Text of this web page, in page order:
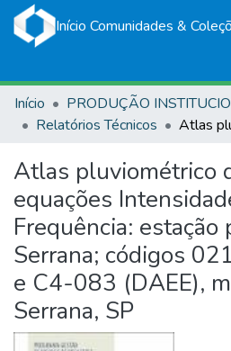
Início Comunidades &
Início
Relatórios Técnicos
Atlas pluviométrico
equações
Frequência:
Serrana; códigos
e C4-083 (DAEE),
Serrana, SP